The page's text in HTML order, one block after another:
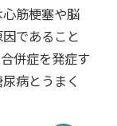
筋梗塞や脳
であること
併症を発症す
病とうまく